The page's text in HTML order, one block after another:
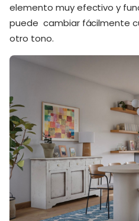
elemento muy efectivo y
puede cambiar fácilmente
otro tono.